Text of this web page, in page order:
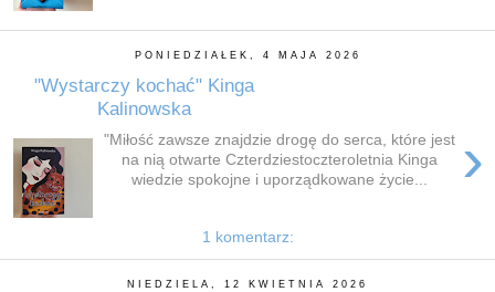
PONIEDZIAŁEK, 4 MAJA 2026
"Wystarczy kochać" Kinga
Kalinowska
›
"Miłość zawsze znajdzie drogę do serca, które jest
na nią otwarte Czterdziestoczteroletnia Kinga
wiedzie spokojne i uporządkowane życie...
1 komentarz:
NIEDZIELA, 12 KWIETNIA 2026